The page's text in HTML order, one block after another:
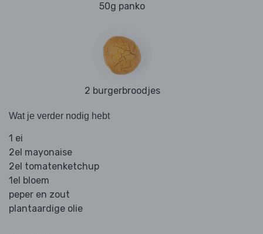
50g panko
2 burgerbroodjes
Wat je verder nodig hebt
1 ei
2el mayonaise
2el tomatenketchup
1el bloem
peper en zout
plantaardige olie